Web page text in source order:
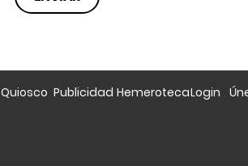
Quiosco Publicidad HemerotecaLogin